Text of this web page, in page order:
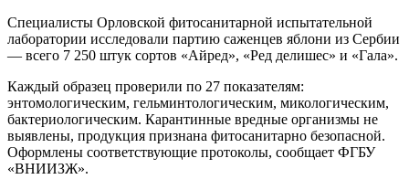
Специалисты Орловской фитосанитарной испытательной
лаборатории исследовали партию саженцев яблони из Сербии
— всего 7 250 штук сортов «Айред», «Ред делишес» и «Гала».
Каждый образец проверили по 27 показателям:
энтомологическим, гельминтологическим, микологическим,
бактериологическим. Карантинные вредные организмы не
выявлены, продукция признана фитосанитарно безопасной.
Оформлены соответствующие протоколы, сообщает ФГБУ
«ВНИИЗЖ».